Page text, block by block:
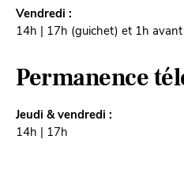
Vendredi :
14h | 17h (guichet) et 1h
Permanence
Jeudi & vendredi :
14h | 17h